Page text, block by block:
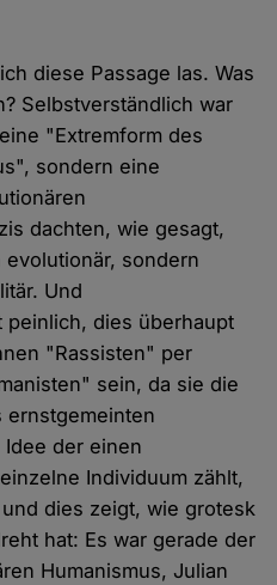
diese Passage las. Was
Selbstverständlich war
"Extremform des
sondern eine
dachten, wie gesagt,
sondern
Und
peinlich, dies überhaupt
"Rassisten" per
sein, da sie die
ernstgemeinten
Idee der einen
Individuum zählt,
dies zeigt, wie grotesk
hat: Es war gerade der
Humanismus, Julian